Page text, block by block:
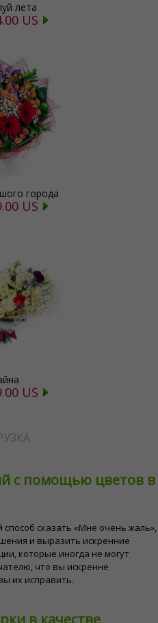
лета
US
города
US
US
с помощью цветов в
сказать «Мне очень жаль»,
и выразить искренние
которые иногда не могут
что вы искренне
их исправить.
в качестве